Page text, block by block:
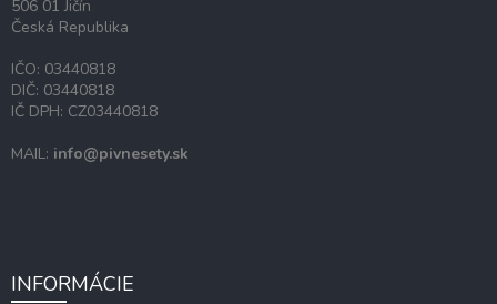
506 01 Jičín
Česká Republika
IČO: 03440818
DIČ: 03440818
IČ DPH: CZ03440818
MAIL: info@pivnesety.sk
INFORMÁCIE